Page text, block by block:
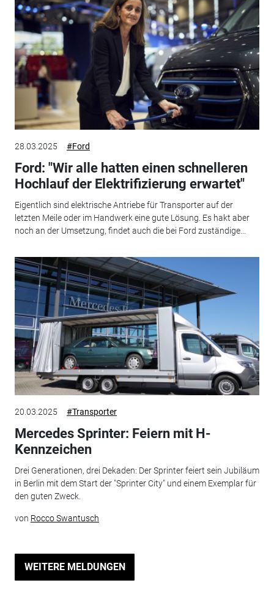
28.03.2025 #Ford
Ford: "Wir alle hatten einen schnelleren
Hochlauf der Elektrifizierung erwartet"
Eigentlich sind elektrische Antriebe für Transporter auf der
letzten Meile oder im Handwerk eine gute Lösung. Es hakt aber
noch an der Umsetzung, findet auch die bei Ford zuständige...
20.03.2025 #Transporter
Mercedes Sprinter: Feiern mit H-
Kennzeichen
Drei Generationen, drei Dekaden: Der Sprinter feiert sein Jubiläum
in Berlin mit dem Start der "Sprinter City" und einem Exemplar für
den guten Zweck.
von Rocco Swantusch
WEITERE MELDUNGEN